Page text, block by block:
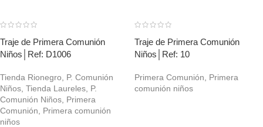
Traje de Primera Comunión
Niños│Ref: D1006
Tienda Rionegro
P. Comunión
Niños Tienda Laureles P.
Comunión Niños Primera
Comunión
Primera comunión
niños
Traje de Primera Comunión
Niños│Ref: 10
Primera Comunión
Primera
comunión niños